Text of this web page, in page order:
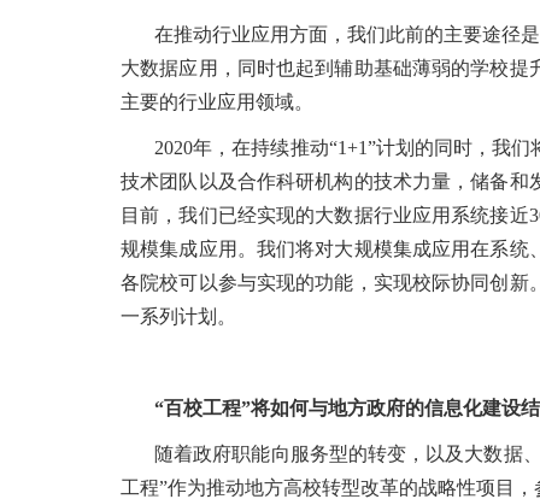
在推动行业应用方面，我们此前的主要途径
大数据应用，同时也起到辅助基础薄弱的学校
主要的行业应用领域。
2020年，在持续推动“1+1”计划的同时，我
技术团队以及合作科研机构的技术力量，储备
目前，我们已经实现的大数据行业应用系统接
规模集成应用。我们将对大规模集成应用在系
各院校可以参与实现的功能，实现校际协同创
一系列计划。
“百校工程”将如何与地方政府的信息化建设
随着政府职能向服务型的转变，以及大数据
工程”作为推动地方高校转型改革的战略性项目